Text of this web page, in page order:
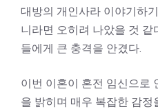
대방의 개인사라 이야기하
니라면 오히려 나았을 것 같
들에게 큰 충격을 안겼다.
이번 이혼이 혼전 임신으로
을 밝히며 매우 복잡한 감정